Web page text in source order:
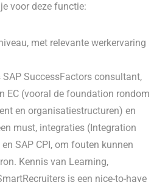
voor deze functie:
met relevante werkervaring
SuccessFactors consultant,
EC (vooral de foundation rondom
en organisatiestructuren) en
must, integraties (Integration
en SAP CPI, om fouten kunnen
Kennis van Learning,
is een nice-to-have